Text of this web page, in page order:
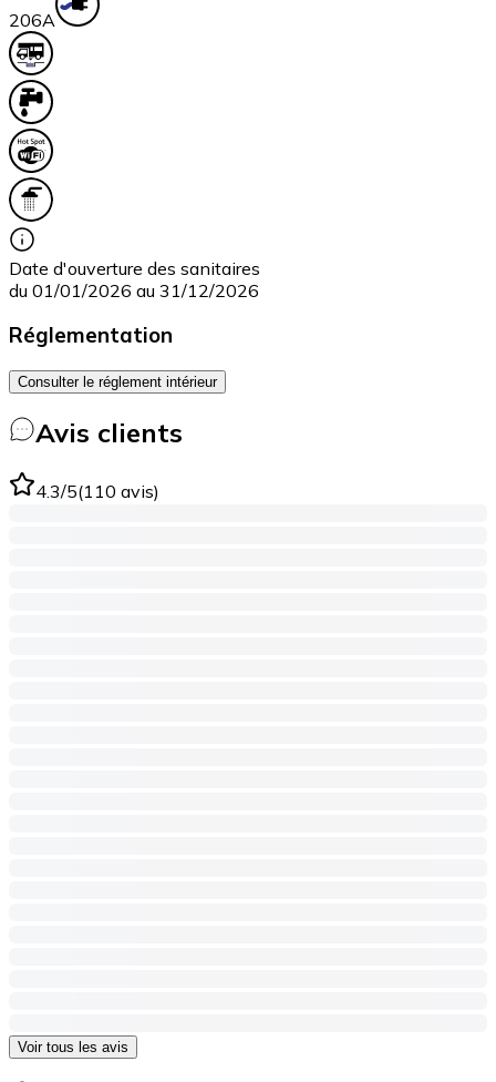
206A
Date d'ouverture des sanitaires
du 01/01/2026 au 31/12/2026
Réglementation
Consulter le réglement intérieur
Avis clients
4.3/5(110 avis)
Voir tous les avis